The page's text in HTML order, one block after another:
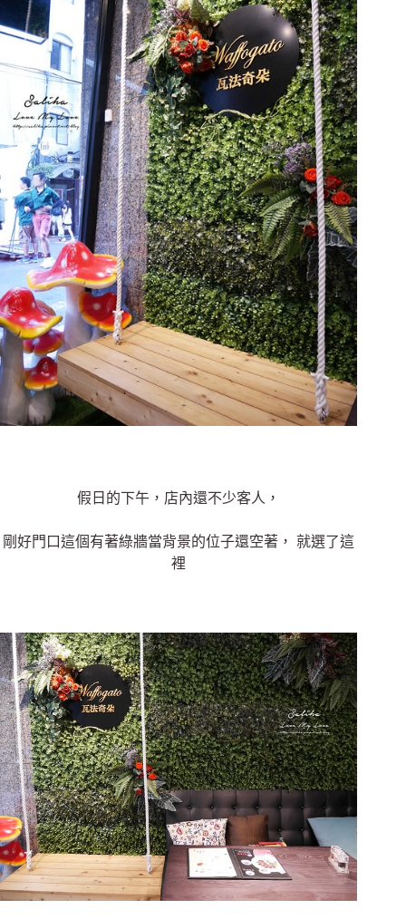
假日的下午，店內還不少客人，
剛好門口這個有著綠牆當背景的位子還空著， 就選了這
裡